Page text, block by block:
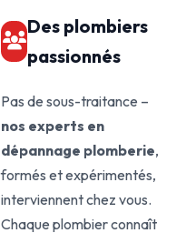
Des plombiers
passionnés
Pas de sous-traitance –
nos experts en
dépannage plomberie,
formés et expérimentés,
interviennent chez vous.
Chaque plombier connaît